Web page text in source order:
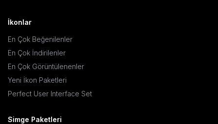
İkonlar
En Çok Beğenilenler
En Çok İndirilenler
En Çok Görüntülenenler
Yeni İkon Paketleri
Perfect User Interface Set
Simge Paketleri